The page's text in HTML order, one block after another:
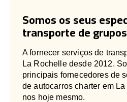
Somos os seus
transporte de
A fornecer serviços de
La Rochelle desde 2012.
principais fornecedores de
de autocarros charter em
nos hoje mesmo.